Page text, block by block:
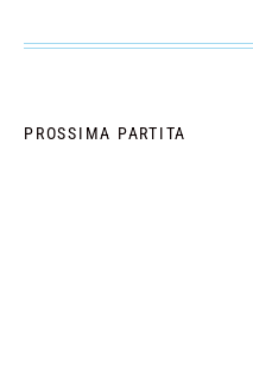
PROSSIMA PARTITA